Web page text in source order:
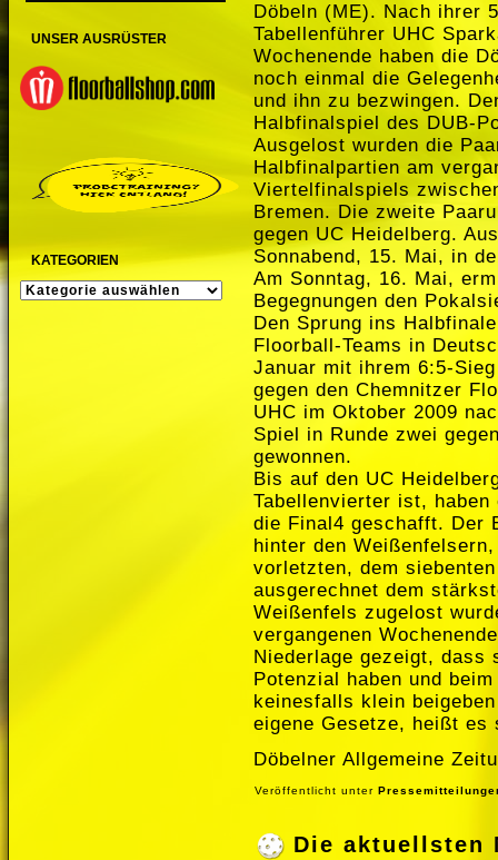
UNSER AUSRÜSTER
KATEGORIEN
KATEGORIEN
Döbeln (ME). Nach ihrer
Tabellenführer UHC
Wochenende haben die
noch einmal die
und ihn zu bezwingen.
Halbfinalspiel des DUB-
Ausgelost wurden die
Halbfinalpartien am
Viertelfinalspiels
Bremen. Die zweite
gegen UC Heidelberg.
Sonnabend, 15. Mai, in
Am Sonntag, 16. Mai,
Begegnungen den
Den Sprung ins
Floorball-Teams in
Januar mit ihrem 6:5-
gegen den Chemnitzer
UHC im Oktober 2009
Spiel in Runde zwei
gewonnen.
Bis auf den UC
Tabellenvierter ist,
die Final4 geschafft. Der
hinter den
vorletzten, dem
ausgerechnet dem
Weißenfels zugelost
vergangenen
Niederlage gezeigt, dass
Potenzial haben und
keinesfalls klein
eigene Gesetze, heißt es
Döbelner Allgemeine
Veröffentlicht unter
Die aktuellsten